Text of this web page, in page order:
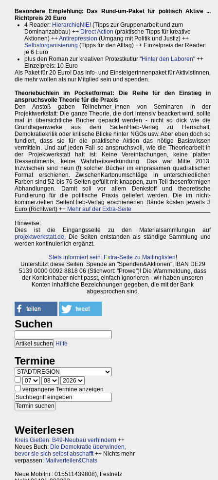
Besondere Empfehlung: Das Rund-um-Paket für politisch Aktive ...
Richtpreis 20 Euro
4 Reader: HierarchieNIE! (Tipps zur Gruppenarbeit und zum
Dominanzabbau) ++ Direct Action (praktische Tipps für kreative
Aktionen) ++Antirepression (Umgang mit Politik und Justiz) ++
Selbstorganisierung (Tipps für den Alltag) ++ Einzelpreis der Reader:
je 6 Euro
plus den Roman zur kreativen Protestkutlur "Hinter den Laboren" ++
Einzelpreis: 10 Euro
Als Paket für 20 Euro! Das Info- und EinsteigerInnenpaket für AktivistInnen,
die mehr wollen als nur Mitglied sein und spenden.
Theoriebüchlein im Pocketformat: Die Reihe für den Einstieg in
anspruchsvolle Theorie für die Praxis
Den Anstoß gaben Teilnehmer_innen von Seminaren in der
Projektwerkstatt: Die ganze Theorie, die dort intensiv beackert wird, sollte
mal in übersichtliche Bücher gepackt werden - nicht so dick wie die
Grundlagenwerke aus dem SeitenHieb-Verlag zu Herrschaft,
Demokratiekritik oder kritische Blicke hinter NGOs usw. Aber eben doch so
fundiert, dass sie für die praktische Aktion das nötige Basiswissen
vermitteln. Und auf jeden Fall so anspruchsvoll, wie die Theoriearbeit in
der Projektwerkstatt halt ist: Keine Vereinfachungen, keine platten
Ressentiments, keine Wahrheitsverkündung. Das war Mitte 2013.
Inzwischen sind neun (!) solcher Bücher im einpräsamen quadratischen
Format erschienen. ZwischenKartonumschläge in unterschiedlichen
Farben sind 52 bis 76 Seiten gefüllt mit knappen, zum Teil thesenförmigen
Abhandlungen. Damit soll vor allem Denkstoff und theoretische
Fundierung für die politische Praxis geliefert werden. Die im nicht-
kommerziellen SeitenHieb-Verlag erschienenen Bände kosten jeweils 3
Euro (Richtwert) ++ Mehr auf der Extra-Seite
Hinweise:
Dies ist die Eingangsseite zu den Materialsammlungen auf
projektwerkstatt.de . Die Seiten entstanden als ständige Sammlung und
werden kontinuierlich ergänzt.
Stets informiert sein: Extra-Seite zu Mailinglisten!
Unterstützt diese Seiten: Spende an "Spenden&Aktionen", IBAN DE29
5139 0000 0092 8818 06 (Stichwort: "Prowe")! Die Warnmeldung, dass
der Kontoinhaber nicht passt, einfach ignorieren - wir haben unseren
Konten inhaltliche Bezeichnungen gegeben, die mit der Bank
abgesprochen sind.
Suchen
Hilfe
Termine
vergangene Termine anzeigen
Weiterlesen
Kreis Gießen: B49-Neubau verhindern ++
Neues Buch: Die Demokratie überwinden,
bevor sie sich selbst abschafft++ Nichts mehr
verpassen: Mailverteiler&Chats
Neue Mobilnr.: 015511439808), Festnetz